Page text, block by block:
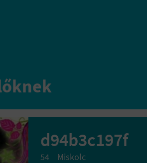
d94b3c197f
54 Miskolc